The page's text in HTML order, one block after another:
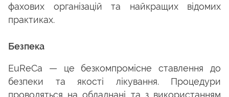
фахових організацій та найкращих відомих
практиках.
Безпека
EuReCa — це безкомпромісне ставлення до
безпеки та якості лікування. Процедури